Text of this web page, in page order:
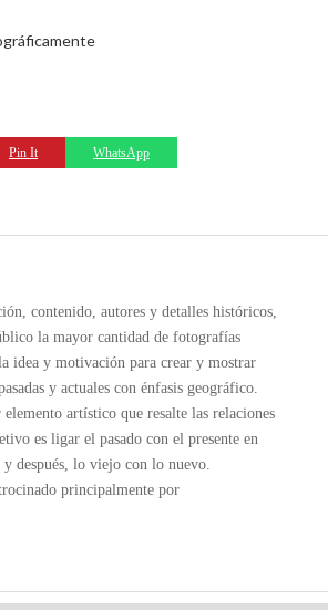
Pin It WhatsApp
contenido, autores y detalles históricos,
la mayor cantidad de fotografías
idea y motivación para crear y mostrar
y actuales con énfasis geográfico.
artístico que resalte las relaciones
es ligar el pasado con el presente en
después, lo viejo con lo nuevo.
principalmente por